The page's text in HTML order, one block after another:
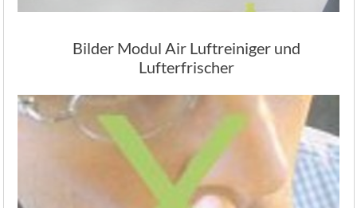
Bilder Modul Air Luftreiniger und
Lufterfrischer